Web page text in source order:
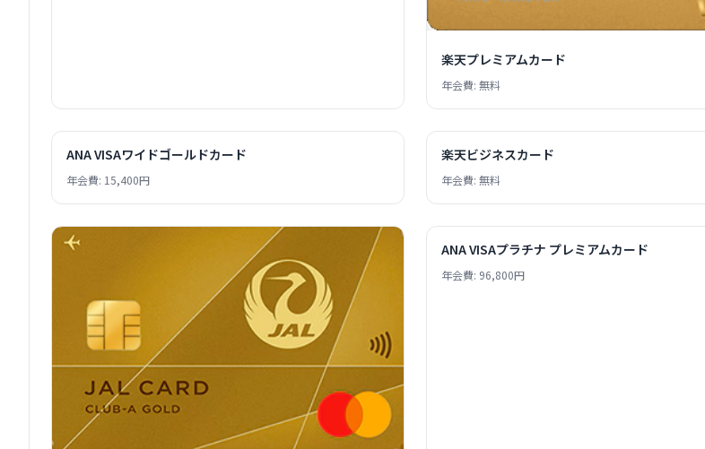
楽天プレミアムカード
年会費: 無料
ANA VISAワイドゴールドカード
年会費: 15,400円
楽天ビジネスカード
年会費: 無料
ANA VISAプラチナ プレミアムカード
年会費: 96,800円